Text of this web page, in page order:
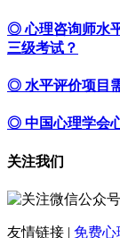
◎ 心理咨询师水
三级考试？
◎ 水平评价项目
◎ 中国心理学会
关注我们
友情链接 | 免费